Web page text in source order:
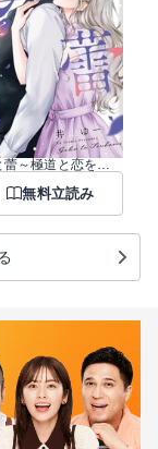
極と蕾～極道と恋を知らない人妻と～
無料立読み